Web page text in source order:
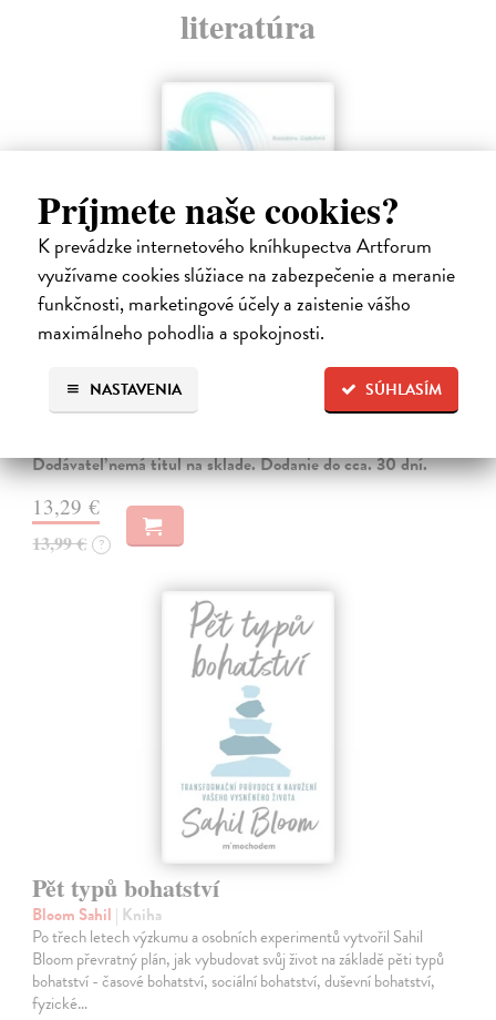
Príjmete naše cookies?
K prevádzke internetového kníhkupectva Artforum
využívame cookies slúžiace na zabezpečenie a meranie
funkčnosti, marketingové účely a zaistenie vášho
maximálneho pohodlia a spokojnosti.
SÚHLASÍM
NASTAVENIA
literatúra
Gajdošová Stanislava| Kniha
Strávila som roky vo väzení, žila som v zajatí výkonu. Vlastnú hodnotu
Dodávateľ nemá titul na sklade. Dodanie do cca. 30 dní.
13,29 €
13,99 € ?
Pět typů bohatství
Bloom Sahil | Kniha
Po třech letech výzkumu a osobních experimentů vytvořil Sahil
Bloom převratný plán, jak vybudovat svůj život na základě pěti typů
bohatství - časové bohatství, sociální bohatství, duševní bohatství,
fyzické…